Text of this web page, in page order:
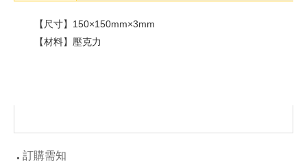
【尺寸】150×150mm×3mm
【材料】壓克力
訂購需知